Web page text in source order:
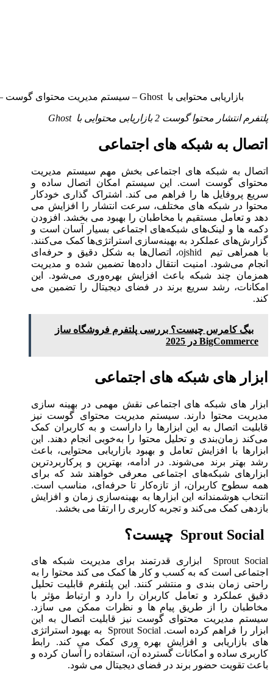
بازاریابی محتوایی با Ghost – سیستم مدیریت محتوای گوست – اوج شید
پلتفرم انتشار محتوا گوست 2 بازاریابی محتوایی باGhost
اتصال به شبکه ‌های اجتماعی
اتصال به شبکه‌ های اجتماعی بخش مهم سیستم مدیریت
محتوای گوست است. این سیستم امکان اتصال ساده و
سریع پروفایل‌ ها را فراهم می‌ کند. اشتراک ‌گذاری خودکار
محتوا در شبکه ‌های مختلف، سرعت انتشار را افزایش می
‌دهد و تعامل مستقیم با مخاطبان را بهبود می ‌بخشد. افزودن
دکمه‌ ها و لینک‌های شبکه‌های اجتماعی بسیار آسان است و
گزارش‌های عملکرد به بهینه‌سازی استراتژی‌ها کمک می‌کنند.
با همراهی تیم ojshid، اتصال‌ها به شکل دقیق و حرفه‌ای
انجام می‌شود. امنیت انتقال داده‌ها تضمین شده و مدیریت
همزمان چند شبکه باعث افزایش بهره‌وری می‌شود. این
امکانات، رشد سریع برند در فضای دیجیتال را تضمین می
‌کند.
بیگ کامرس چیست؟ بررسی پلتفرم فروشگاه‌ ساز
BigCommerce در 2025
ابزار های شبکه ‌های اجتماعی
ابزار های شبکه‌ های اجتماعی نقش مهمی در بهینه ‌سازی
مدیریت محتوا دارند. سیستم مدیریت محتوای گوست نیز
قابلیت اتصال به این ابزارها را داراست و به کاربران کمک
می‌کند زمان‌بندی و تحلیل محتوا را به‌خوبی انجام دهند. این
ابزارها با افزایش تعامل و بهبود بازاریابی محتوایی، باعث
رشد بهتر برند می‌شوند. در ادامه، بهترین و پرکاربردترین
ابزارهای شبکه‌های اجتماعی معرفی خواهند شد که برای
همه سطوح کاربران، از تازه‌کار تا حرفه‌ای، مناسب است.
انتخاب هوشمندانه این ابزارها به بهینه‌سازی زمان و افزایش
بازدهی کمک می‌کند و تجربه کاربری را ارتقا می ‌بخشد.
Sprout Social ابزاری قدرتمند برای مدیریت شبکه ‌های
اجتماعی است که به کسب ‌و کار ها کمک می ‌کند محتوا را به‌
راحتی زمان‌ بندی و منتشر کنند. این پلتفرم قابلیت تحلیل
دقیق عملکرد و تعامل کاربران را دارد و ارتباط مؤثر با
مخاطبان را از طریق پیام‌ ها و نظرات ممکن می‌ سازد.
سیستم مدیریت محتوای گوست نیز قابلیت اتصال به این
ابزار را فراهم کرده است. Sprout Social به بهبود استراتژی
‌های بازاریابی و افزایش بهره‌ وری کمک می ‌کند. رابط
کاربری ساده و امکانات گسترده آن، استفاده را آسان کرده و
باعث تقویت حضور برند در فضای دیجیتال می‌ شود.